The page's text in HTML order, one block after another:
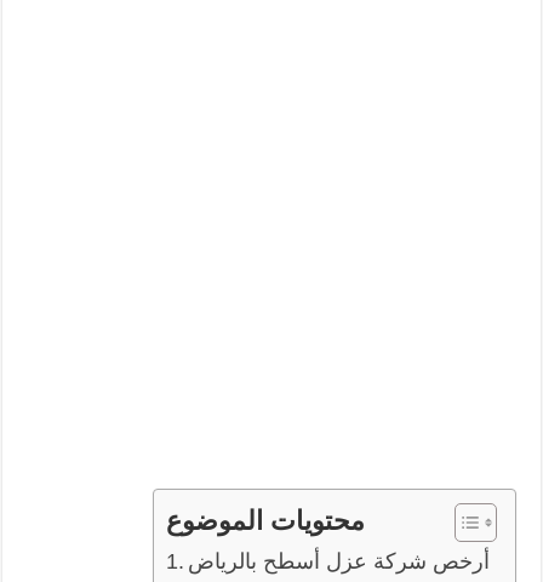
محتويات الموضوع
أرخص شركة عزل أسطح بالرياض